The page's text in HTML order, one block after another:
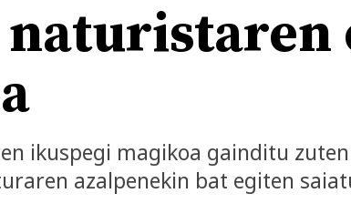
ikuspegi magikoa gainditu
azalpenekin bat egiten